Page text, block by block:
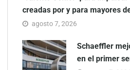
creadas por y para mayores
agosto 7, 2026
Schaeffler
en el primer